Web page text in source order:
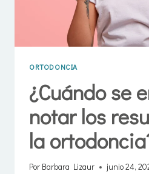
ORTODONCIA
¿Cuándo se
notar los
la
Por Barbara Lizaur junio 24,